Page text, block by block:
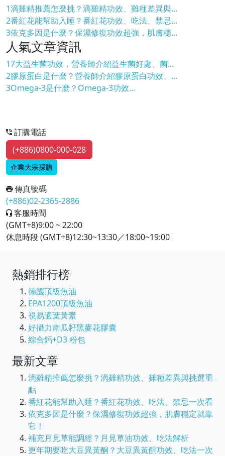
1滴雞精推薦怎麼挑？滴雞精功效、雞種差異與...
2番紅花能幫助入睡？番紅花功效、吃法、禁忌...
3依克多因是什麼？保濕修復功效超強，肌膚穩...
人氣文章資訊
17大益生菌功效，營養師介紹益生菌好處、菌...
2膠原蛋白是什麼？營養師介紹膠原蛋白功效、...
3Omega-3是什麼？Omega-3功效...
訂購電話
(+886)0800-000-028
企業大宗採購
傳真號碼
(+886)02-2365-2886
客服時間
(GMT+8)9:00 ~ 22:00
休息時段 (GMT+8)12:30~13:30／18:00~19:00
熱銷排行榜
德國頂級魚油
EPA1200頂級魚油
視易適葉黃素
好攝力南瓜籽黑麥花膠囊
綜合鈣+D3 粉包
最新文章
滴雞精推薦怎麼挑？滴雞精功效、雞種差異與挑選重
點
番紅花能幫助入睡？番紅花功效、吃法、禁忌一次看
依克多因是什麼？保濕修復功效超強，肌膚穩定就靠
它！
補充月見草能調經？月見草油功效、吃法解析
更年期要吃大豆異黃酮？大豆異黃酮功效、吃法一次